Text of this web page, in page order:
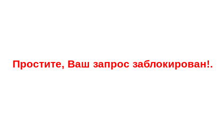
Простите, Ваш запрос заблокирован!.